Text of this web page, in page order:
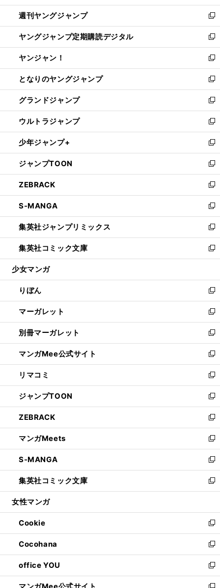
開
く
ウ
で
開
く
ン
ド
ウ
で
開
く
ウ
ィ
ン
ド
ウ
で
開
く
週刊ヤングジャンプ
新
し
い
ウ
ィ
ン
ド
ウ
で
開
く
ヤングジャンプ定期購読デジタル
新
し
い
ウ
ィ
ン
ド
ウ
で
開
く
ヤンジャン！
新
し
い
ウ
ィ
ン
ド
ウ
で
開
く
となりのヤングジャンプ
新
し
い
ウ
ィ
ン
ド
ウ
で
開
く
グランドジャンプ
新
し
い
ウ
ィ
ン
ド
ウ
で
開
く
ウルトラジャンプ
新
し
い
ウ
ィ
ン
ド
ウ
で
開
く
少年ジャンプ+
新
し
い
ウ
ィ
ン
ド
ウ
で
開
く
ジャンプTOON
新
し
い
ウ
ィ
ン
ド
ウ
で
開
ZEBRACK
新
し
い
ウ
ィ
ン
ド
ウ
開
く
S-MANGA
新
し
い
ウ
ィ
ン
ウ
で
開
く
集英社ジャンプリミックス
新
し
い
ウ
ン
ド
ウ
で
開
く
集英社コミック文庫
新
し
ウ
ィ
ン
ド
ウ
で
開
く
少女マンガ
りぼん
新
し
い
ウ
ィ
ン
ド
ウ
で
開
く
マーガレット
新
し
い
ウ
ィ
ン
ド
ウ
で
開
く
別冊マーガレット
新
し
い
ウ
ィ
ン
ド
ウ
で
開
く
マンガMee公式サイト
新
し
い
ウ
ィ
ン
ド
ウ
で
開
く
リマコミ
新
し
い
ウ
ィ
ン
ド
ウ
で
開
く
ジャンプTOON
新
し
い
ウ
ィ
ン
ド
ウ
で
開
ZEBRACK
新
し
い
ウ
ィ
ン
ド
ウ
開
く
マンガMeets
新
し
い
ウ
ィ
ン
ウ
で
開
く
S-MANGA
新
し
い
ウ
ン
ド
ウ
で
開
く
集英社コミック文庫
新
し
ウ
ィ
ン
ド
ウ
で
開
く
女性マンガ
Cookie
新
し
い
ウ
ィ
ン
Cocohana
新
し
い
ウ
office YOU
新
し